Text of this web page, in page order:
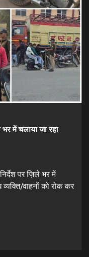
भर में चलाया जा रहा
पर ज़िले भर में
वाहनों को रोक कर